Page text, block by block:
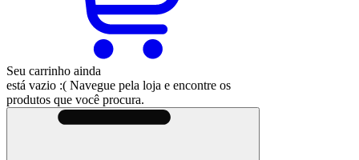
Seu carrinho ainda
está vazio :( Navegue pela loja e encontre os
produtos que você procura.